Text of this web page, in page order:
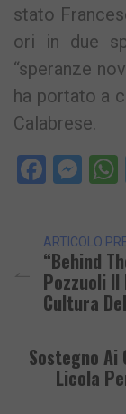
stato
ori in due
“speranze
ha portato a
Calabrese.
ARTICOLO
“Behind
Pozzuoli Il
Cultura
Sostegno Ai
Licola